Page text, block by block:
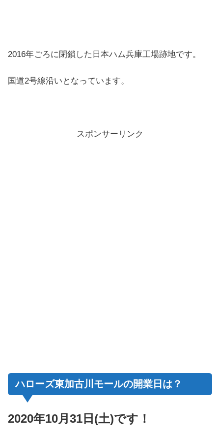
2016年ごろに閉鎖した日本ハム兵庫工場跡地です。
国道2号線沿いとなっています。
スポンサーリンク
ハローズ東加古川モールの開業日は？
2020年10月31日(土)です！